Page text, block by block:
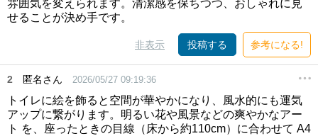
雰囲気を変えられます。清潔感を保ちつつ、おしゃれに見
せることが決め手です。
非表示 投稿する 参考になる!
2 匿名さん 2026/05/27 09:19:36
トイレに絵を飾ると空間が華やかになり、風水的にも運気
アップに繋がります。明るい花や風景などの爽やかなアー
ト を、座ったときの目線（床から約110cm）に合わせて A4